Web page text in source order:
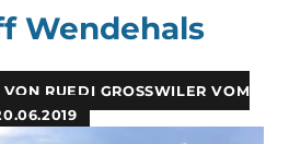
Wendehals
RUEDI GROSSWILER VOM